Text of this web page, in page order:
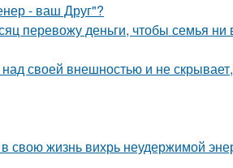
- ваш Друг"?
перевожу деньги, чтобы семья ни
своей внешностью и не скрывает,
свою жизнь вихрь неудержимой